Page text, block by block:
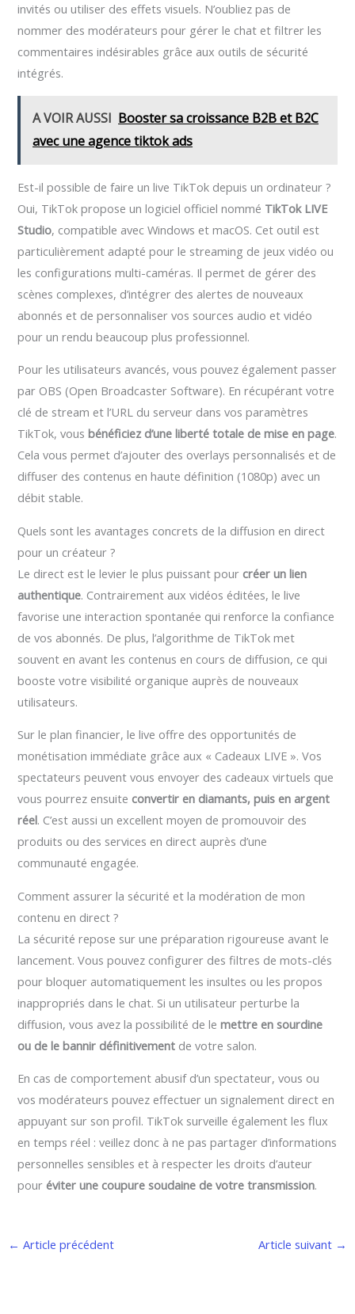
invités ou utiliser des effets visuels. N’oubliez pas de
nommer des modérateurs pour gérer le chat et filtrer les
commentaires indésirables grâce aux outils de sécurité
intégrés.
A VOIR AUSSI Booster sa croissance B2B et B2C
avec une agence tiktok ads
Est-il possible de faire un live TikTok depuis un ordinateur ?
Oui, TikTok propose un logiciel officiel nommé TikTok LIVE
Studio, compatible avec Windows et macOS. Cet outil est
particulièrement adapté pour le streaming de jeux vidéo ou
les configurations multi-caméras. Il permet de gérer des
scènes complexes, d’intégrer des alertes de nouveaux
abonnés et de personnaliser vos sources audio et vidéo
pour un rendu beaucoup plus professionnel.
Pour les utilisateurs avancés, vous pouvez également passer
par OBS (Open Broadcaster Software). En récupérant votre
clé de stream et l’URL du serveur dans vos paramètres
TikTok, vousbénéficiez d’une liberté totale de mise en page.
Cela vous permet d’ajouter des overlays personnalisés et de
diffuser des contenus en haute définition (1080p) avec un
débit stable.
Quels sont les avantages concrets de la diffusion en direct
pour un créateur ?
Le direct est le levier le plus puissant pour créer un lien
authentique. Contrairement aux vidéos éditées, le live
favorise une interaction spontanée qui renforce la confiance
de vos abonnés. De plus, l’algorithme de TikTok met
souvent en avant les contenus en cours de diffusion, ce qui
booste votre visibilité organique auprès de nouveaux
utilisateurs.
Sur le plan financier, le live offre des opportunités de
monétisation immédiate grâce aux « Cadeaux LIVE ». Vos
spectateurs peuvent vous envoyer des cadeaux virtuels que
vous pourrez ensuite convertir en diamants, puis en argent
réel. C’est aussi un excellent moyen de promouvoir des
produits ou des services en direct auprès d’une
communauté engagée.
Comment assurer la sécurité et la modération de mon
contenu en direct ?
La sécurité repose sur une préparation rigoureuse avant le
lancement. Vous pouvez configurer des filtres de mots-clés
pour bloquer automatiquement les insultes ou les propos
inappropriés dans le chat. Si un utilisateur perturbe la
diffusion, vous avez la possibilité de lemettre en sourdine
ou de le bannir définitivement de votre salon.
En cas de comportement abusif d’un spectateur, vous ou
vos modérateurs pouvez effectuer un signalement direct en
appuyant sur son profil. TikTok surveille également les flux
en temps réel : veillez donc à ne pas partager d’informations
personnelles sensibles et à respecter les droits d’auteur
pour éviter une coupure soudaine de votre transmission.
← Article précédent Article suivant →